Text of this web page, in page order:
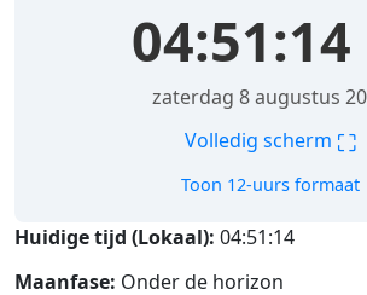
04:51:15
zaterdag 8 augustus
Volledig scherm ⛶
Toon 12-uurs formaat
Huidige tijd (Lokaal): 04:51:15
Maanfase: Onder de horizon